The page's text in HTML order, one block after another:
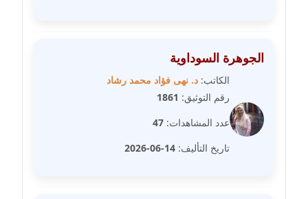
مدونة رشيد سبابو
عاملة
مدونة رفعت عراقي
الجوهرة السوداوية
الكاتب: د. نهى فؤاد محمد رشاد
رقم التوثيق: 1861
عدد المشاهدات: 47
تاريخ التأليف: 14-06-2026